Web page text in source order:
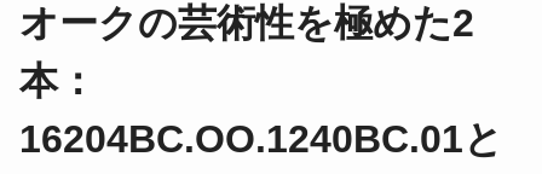
オークの芸術性を極めた2
本：
16204BC.OO.1240BC.01と